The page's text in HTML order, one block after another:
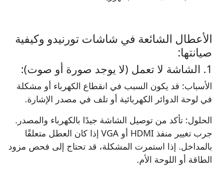
الأعطال الشائعة في شاشات تورنيدو وكيفية
صيانتها:
1. الشاشة لا تعمل (لا يوجد صورة أو صوت):
الأسباب: قد يكون السبب في انقطاع الكهرباء أو مشكلة
في لوحة الدوائر الكهربائية أو تلف في مصدر الإشارة.
الحلول: تأكد من توصيل الشاشة جيدًا بالكهرباء والمصدر.
جرب تغيير منفذ HDMI أو VGA إذا كان العطل متعلقًا
بالمداخل. إذا استمرت المشكلة، قد تحتاج إلى فحص مزود
الطاقة أو اللوحة الأم.